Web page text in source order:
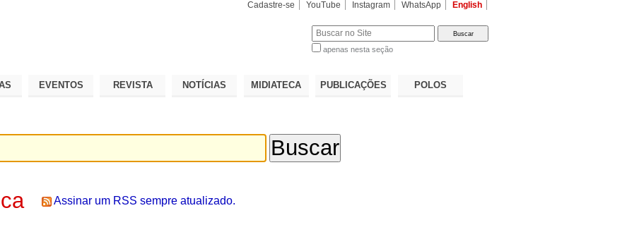
Cadastre-se YouTube Instagram WhatsApp English
apenas nesta seção
EVENTOS REVISTA NOTÍCIAS MIDIATECA PUBLICAÇÕES POLOS
Assinar um RSS sempre atualizado.